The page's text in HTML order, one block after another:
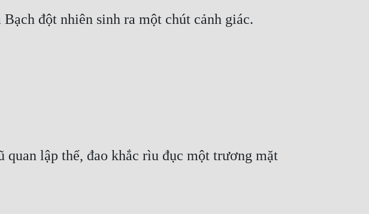
đột nhiên sinh ra một chút cảnh giác.
lập thể, đao khắc rìu đục một trương mặt